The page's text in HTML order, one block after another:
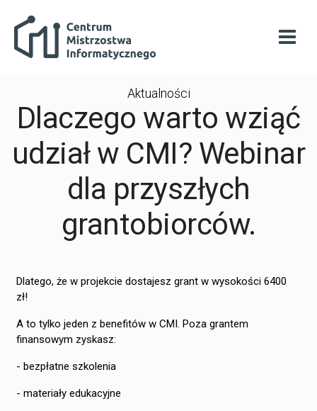
Aktualności
Dlaczego warto wziąć
udział w CMI? Webinar
dla przyszłych
grantobiorców.
Dlatego, że w projekcie dostajesz grant w wysokości 6400
zł!
A to tylko jeden z benefitów w CMI. Poza grantem
finansowym zyskasz:
- bezpłatne szkolenia
- materiały edukacyjne